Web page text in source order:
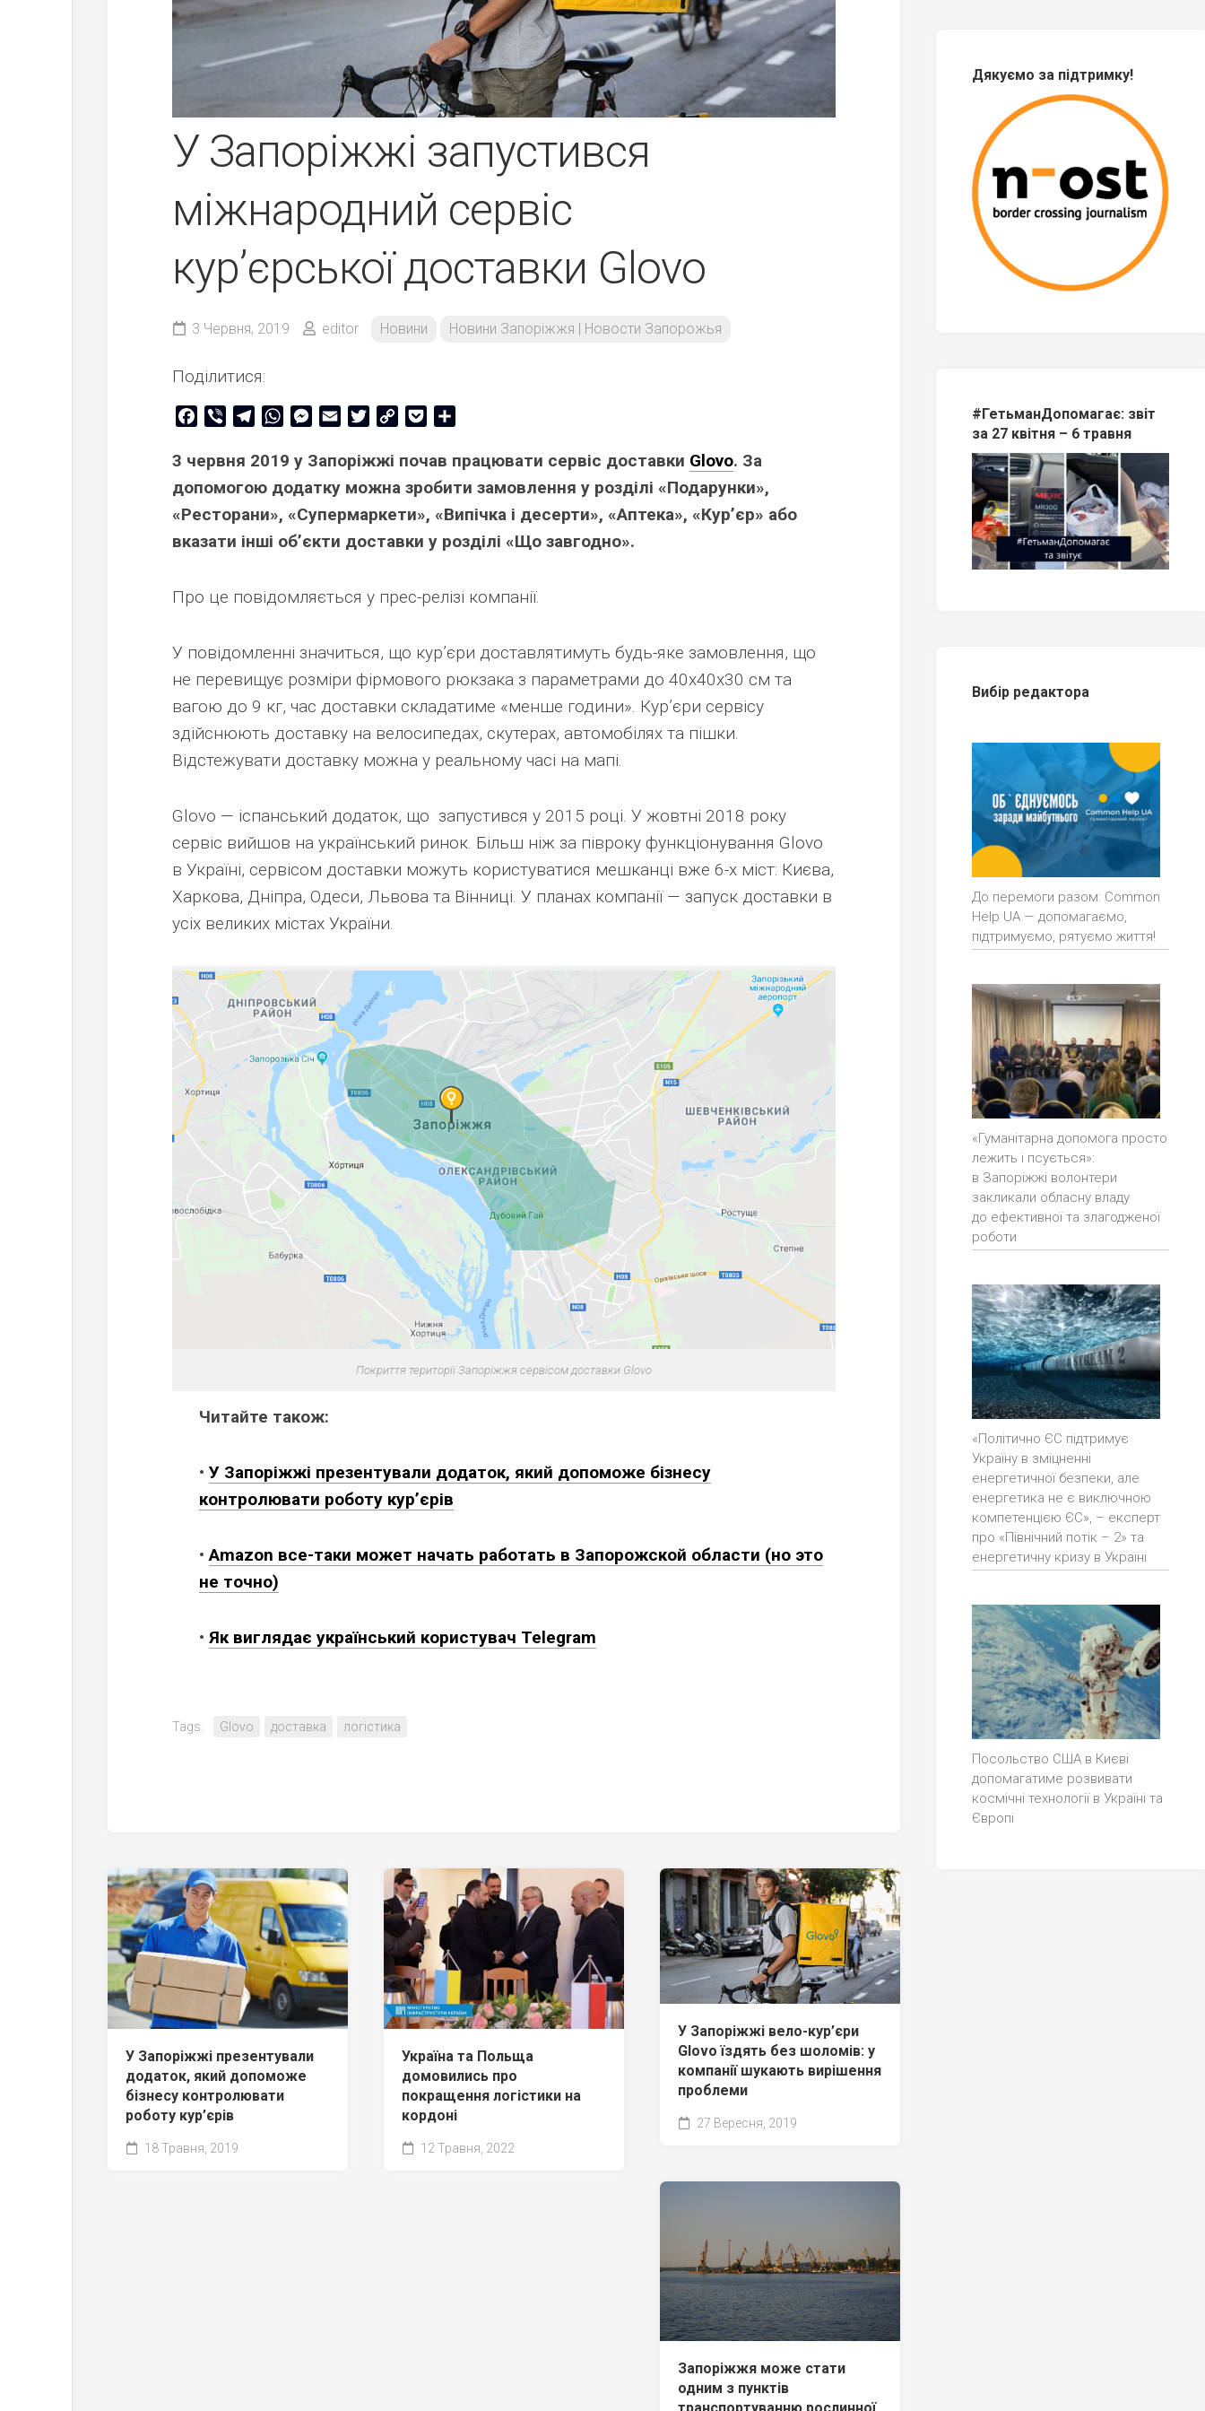
У Запоріжжі запустився
міжнародний сервіс
кур’єрської доставки Glovo
3 Червня, 2019 editor Новини Новини Запоріжжя | Новости Запорожья
Поділитися:
Facebook
Viber TelegramWhatsAppMessenger
Email TwitterCopy
Pocket
3 червня 2019 у Запоріжжі почав працювати сервіс доставки Glovo. За
допомогою додатку можна зробити замовлення у розділі «Подарунки»,
«Ресторани», «Супермаркети», «Випічка і десерти», «Аптека», «Кур’єр» або
вказати інші об’єкти доставки у розділі «Що завгодно».
Про це повідомляється у прес-релізі компанії.
У повідомленні значиться, що кур’єри доставлятимуть будь-яке замовлення, що
не перевищує розміри фірмового рюкзака з параметрами до 40x40x30 см та
вагою до 9 кг, час доставки складатиме «менше години». Кур’єри сервісу
здійснюють доставку на велосипедах, скутерах, автомобілях та пішки.
Відстежувати доставку можна у реальному часі на мапі.
Glovo — іспанський додаток, що запустився у 2015 році. У жовтні 2018 року
сервіс вийшов на український ринок. Більш ніж за півроку функціонування Glovo
в Україні, сервісом доставки можуть користуватися мешканці вже 6-х міст: Києва,
Харкова, Дніпра, Одеси, Львова та Вінниці. У планах компанії — запуск доставки в
усіх великих містах України.
Покриття території Запоріжжя сервісом доставки Glovo
Читайте також:
• У Запоріжжі презентували додаток, який допоможе бізнесу
контролювати роботу кур’єрів
•Amazon все-таки может начать работать в Запорожской области (но это
не точно)
• Як виглядає український користувач Telegram
Tags: Glovo доставка логістика
У Запоріжжі презентували
додаток, який допоможе
бізнесу контролювати
роботу кур’єрів
18 Травня, 2019
Україна та Польща
домовились про
покращення логістики на
кордоні
12 Травня, 2022
У Запоріжжі вело-кур’єри
Glovo їздять без шоломів: у
компанії шукають вирішення
проблеми
27 Вересня, 2019
Запоріжжя може стати
одним з пунктів
Дякуємо за підтримку!
#ГетьманДопомагає: звіт
за 27 квітня – 6 травня
Вибір редактора
До перемоги разом: Common
Help UA — допомагаємо,
підтримуємо, рятуємо життя!
«Гуманітарна допомога просто
лежить і псується»:
в Запоріжжі волонтери
закликали обласну владу
до ефективної та злагодженої
роботи
«Політично ЄС підтримує
Україну в зміцненні
енергетичної безпеки, але
енергетика не є виключною
компетенцією ЄС», – експерт
про «Північний потік – 2» та
енергетичну кризу в Україні
Посольство США в Києві
допомагатиме розвивати
космічні технології в Україні та
Європі